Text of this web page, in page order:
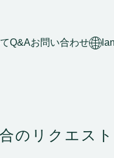
Q&Aお問い合わせ
の リクエス